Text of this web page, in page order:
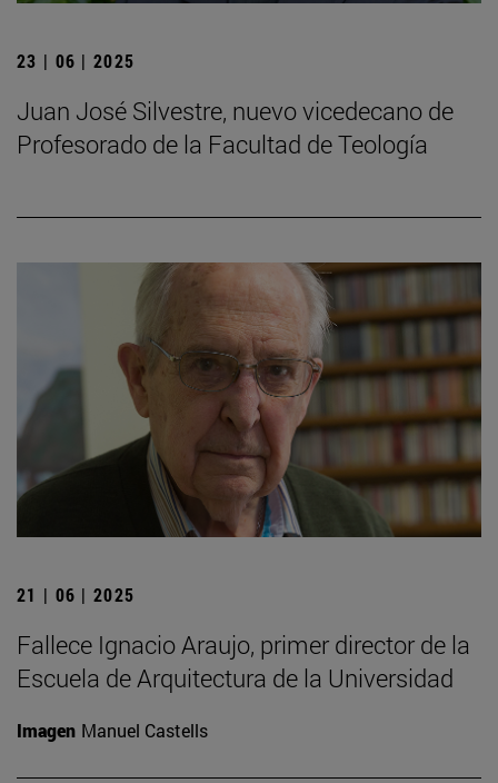
23 | 06 | 2025
Juan José Silvestre, nuevo vicedecano de
Profesorado de la Facultad de Teología
21 | 06 | 2025
Fallece Ignacio Araujo, primer director de la
Escuela de Arquitectura de la Universidad
Imagen Manuel Castells